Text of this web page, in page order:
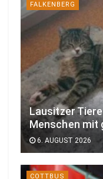
FALKENBERG
Lausitzer
Menschen mit
6. AUGUST 2026
COTTBUS